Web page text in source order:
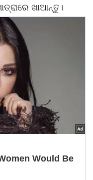
ଖାଆନ୍ତୁ।